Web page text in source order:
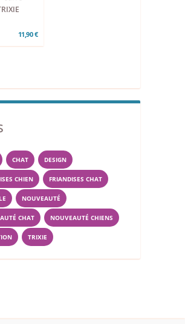
11,90 €
CHAT DESIGN
CHIEN FRIANDISES CHAT
NOUVEAUTÉ
CHAT NOUVEAUTÉ CHIENS
TRIXIE